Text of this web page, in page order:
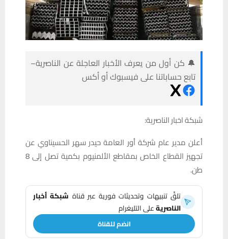
🔔 كن أول من يعرف الأخبار العاجلة عن الناصرية–
تابع حساباتنا على فيسبوك أو أكس
شبكة اخبار الناصرية:
أعلن مدير عام شركة أور العامة حيدر سهر الحسيناوي عن
تجهيز القطاع الخاص بمقاطع الألمنيوم بكمية تصل إلى 8
طن.
تلقَّ تنبيهات وتحديثات فورية عبر قناة شبكة أخبار
الناصريةعلى التليغرام
انضم للقناة